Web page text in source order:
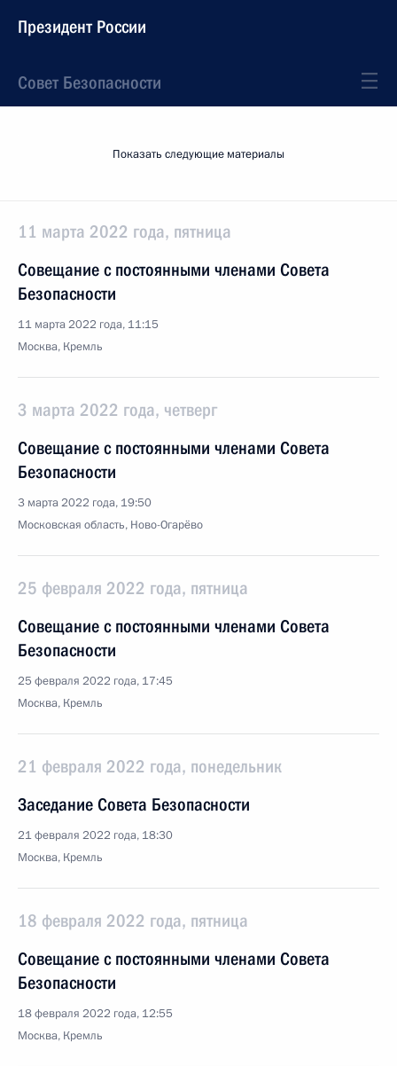
Президент России
Совет Безопасности
Показать следующие материалы
11 марта 2022 года, пятница
Совещание с постоянными членами Совета
Безопасности
11 марта 2022 года, 11:15
Москва, Кремль
3 марта 2022 года, четверг
Совещание с постоянными членами Совета
Безопасности
3 марта 2022 года, 19:50
Московская область, Ново-Огарёво
25 февраля 2022 года, пятница
Совещание с постоянными членами Совета
Безопасности
25 февраля 2022 года, 17:45
Москва, Кремль
21 февраля 2022 года, понедельник
Заседание Совета Безопасности
21 февраля 2022 года, 18:30
Москва, Кремль
18 февраля 2022 года, пятница
Совещание с постоянными членами Совета
Безопасности
18 февраля 2022 года, 12:55
Москва, Кремль